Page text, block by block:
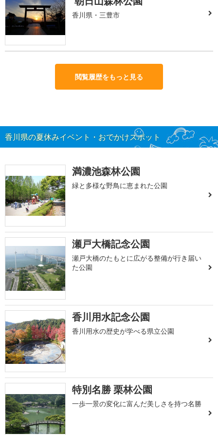
香川県・三豊市
閲覧履歴をもっと見る
香川県の夏休みイベント・おでかけスポット
満濃池森林公園
緑と多様な野鳥に恵まれた公園
瀬戸大橋記念公園
瀬戸大橋のたもとに広がる整備が行き届い
た公園
香川用水記念公園
香川用水の歴史が学べる県立公園
特別名勝 栗林公園
一歩一景の変化に富んだ美しさを持つ名勝